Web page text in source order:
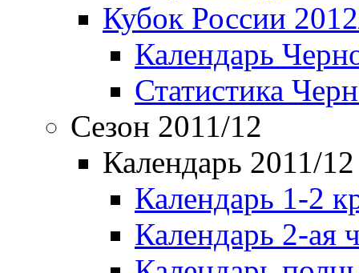
Кубок России
Календарь
Статистика
Сезон 2011/12
Календарь 2011/12
Календарь 1-2
Календарь 2-ая